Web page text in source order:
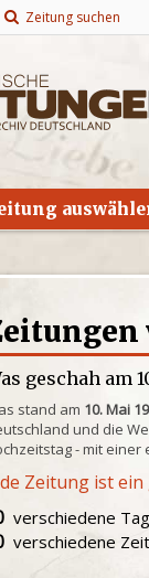
Zeitung suchen
geschah am
stand am 10. Mai
und die
- mit einer
Zeitung ist ein
verschiedene
verschiedene